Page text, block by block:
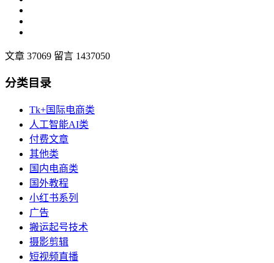
文章 37069 留言 1437050
分类目录
Tk+国际电商类
人工智能AI类
付费文章
其他类
国内电商类
国外教程
小红书系列
广告
搬运起号技术
摄影剪辑
短视频直播